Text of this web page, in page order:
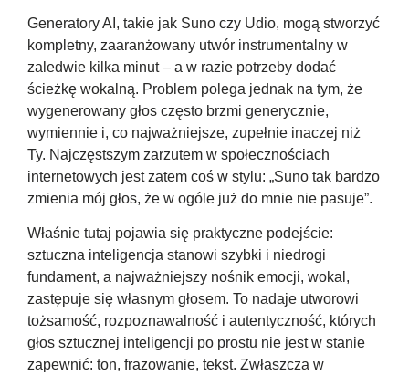
Generatory AI, takie jak Suno czy Udio, mogą stworzyć
kompletny, zaaranżowany utwór instrumentalny w
zaledwie kilka minut – a w razie potrzeby dodać
ścieżkę wokalną. Problem polega jednak na tym, że
wygenerowany głos często brzmi generycznie,
wymiennie i, co najważniejsze, zupełnie inaczej niż
Ty. Najczęstszym zarzutem w społecznościach
internetowych jest zatem coś w stylu: „Suno tak bardzo
zmienia mój głos, że w ogóle już do mnie nie pasuje”.
Właśnie tutaj pojawia się praktyczne podejście:
sztuczna inteligencja stanowi szybki i niedrogi
fundament, a najważniejszy nośnik emocji, wokal,
zastępuje się własnym głosem. To nadaje utworowi
tożsamość, rozpoznawalność i autentyczność, których
głos sztucznej inteligencji po prostu nie jest w stanie
zapewnić: ton, frazowanie, tekst. Zwłaszcza w